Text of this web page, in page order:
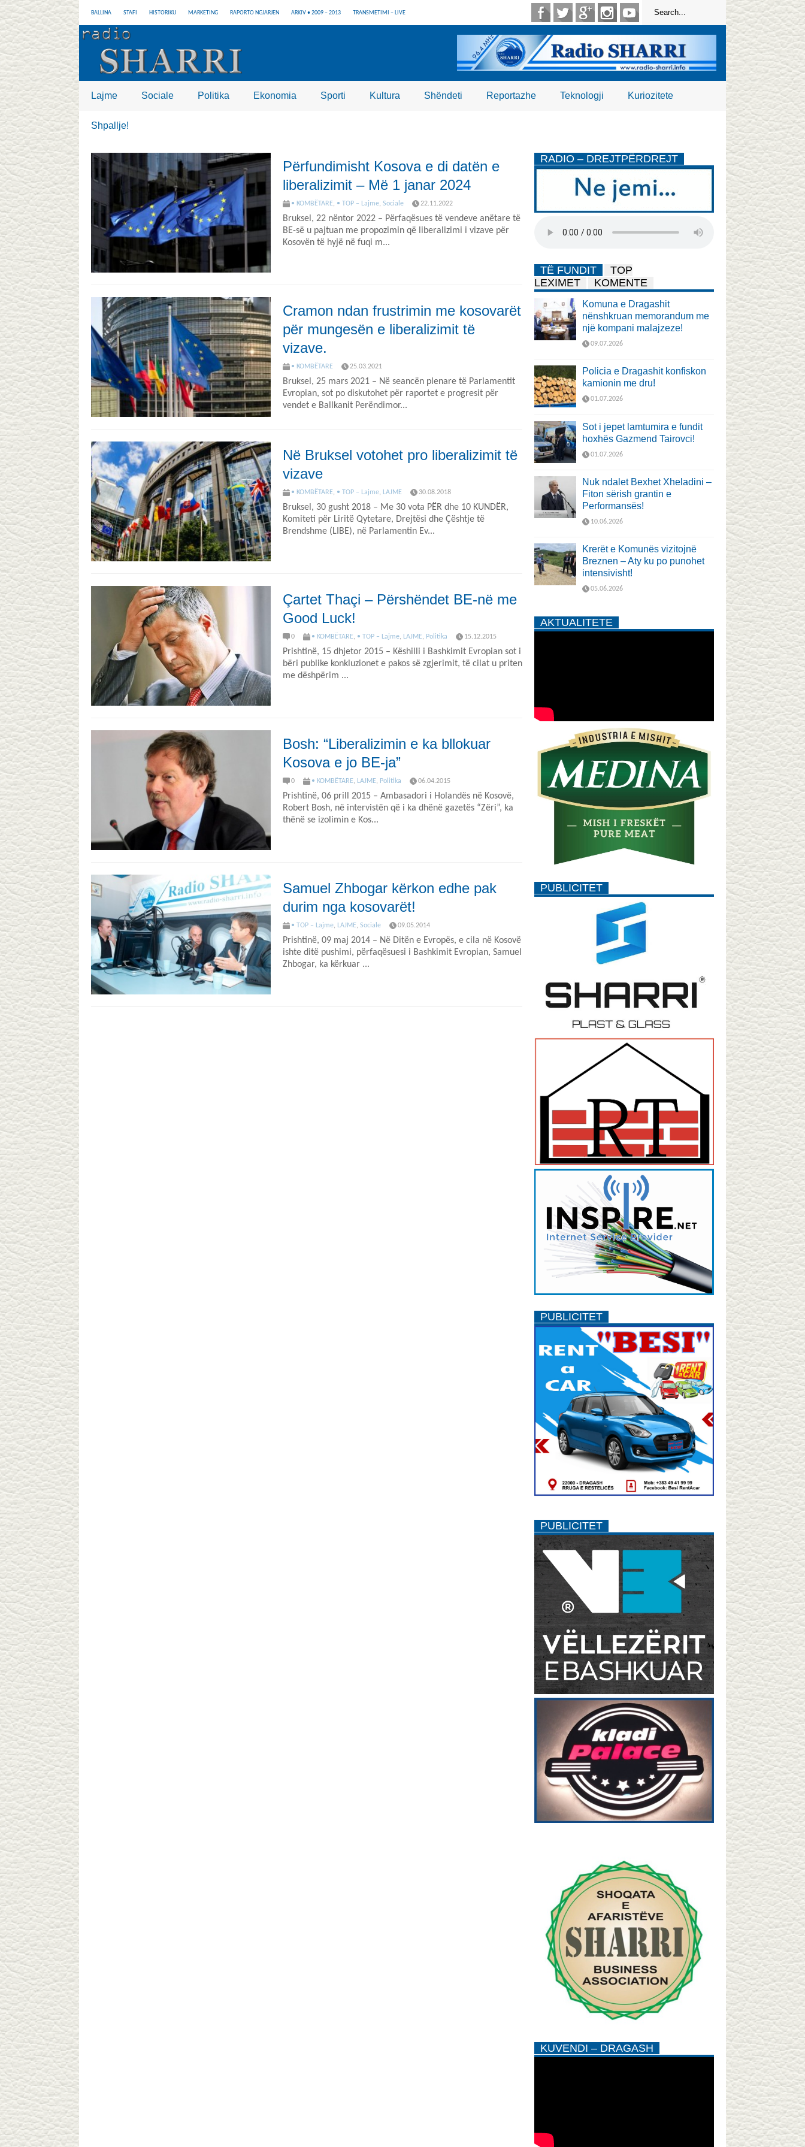
BALLINA STAFI HISTORIKU MARKETING RAPORTO NGJARJEN ARKIV • 2009 – 2013 TRANSMETIMI – LIVE
Lajme Sociale Politika Ekonomia Sporti Kultura Shëndeti Reportazhe Teknologji Kuriozitete
Shpallje!
Përfundimisht Kosova e di datën e
liberalizimit – Më 1 janar 2024
• KOMBËTARE, • TOP – Lajme, Sociale 22.11.2022
Bruksel, 22 nëntor 2022 – Përfaqësues të vendeve anëtare të
BE-së u pajtuan me propozimin që liberalizimi i vizave për
Kosovën të hyjë në fuqi m...
Cramon ndan frustrimin me kosovarët
për mungesën e liberalizimit të
vizave.
• KOMBËTARE 25.03.2021
Bruksel, 25 mars 2021 – Në seancën plenare të Parlamentit
Evropian, sot po diskutohet për raportet e progresit për
vendet e Ballkanit Perëndimor...
Në Bruksel votohet pro liberalizimit të
vizave
• KOMBËTARE, • TOP – Lajme, LAJME 30.08.2018
Bruksel, 30 gusht 2018 – Me 30 vota PËR dhe 10 KUNDËR,
Komiteti për Liritë Qytetare, Drejtësi dhe Çështje të
Brendshme (LIBE), në Parlamentin Ev...
Çartet Thaçi – Përshëndet BE-në me
Good Luck!
0 • KOMBËTARE, • TOP – Lajme, LAJME, Politika 15.12.2015
Prishtinë, 15 dhjetor 2015 – Këshilli i Bashkimit Evropian sot i
bëri publike konkluzionet e pakos së zgjerimit, të cilat u priten
me dëshpërim ...
Bosh: “Liberalizimin e ka bllokuar
Kosova e jo BE-ja”
0 • KOMBËTARE, LAJME, Politika 06.04.2015
Prishtinë, 06 prill 2015 – Ambasadori i Holandës në Kosovë,
Robert Bosh, në intervistën që i ka dhënë gazetës “Zëri”, ka
thënë se izolimin e Kos...
Samuel Zhbogar kërkon edhe pak
durim nga kosovarët!
• TOP – Lajme, LAJME, Sociale 09.05.2014
Prishtinë, 09 maj 2014 – Në Ditën e Evropës, e cila në Kosovë
ishte ditë pushimi, përfaqësuesi i Bashkimit Evropian, Samuel
Zhbogar, ka kërkuar ...
RADIO – DREJTPËRDREJT
TË FUNDIT
TOP
LEXIMET
KOMENTE
Komuna e Dragashit
nënshkruan memorandum me
një kompani malajzeze!
09.07.2026
Policia e Dragashit konfiskon
kamionin me dru!
01.07.2026
Sot i jepet lamtumira e fundit
hoxhës Gazmend Tairovci!
01.07.2026
Nuk ndalet Bexhet Xheladini –
Fiton sërish grantin e
Performansës!
10.06.2026
Krerët e Komunës vizitojnë
Breznen – Aty ku po punohet
intensivisht!
05.06.2026
AKTUALITETE
PUBLICITET
PUBLICITET
PUBLICITET
KUVENDI – DRAGASH